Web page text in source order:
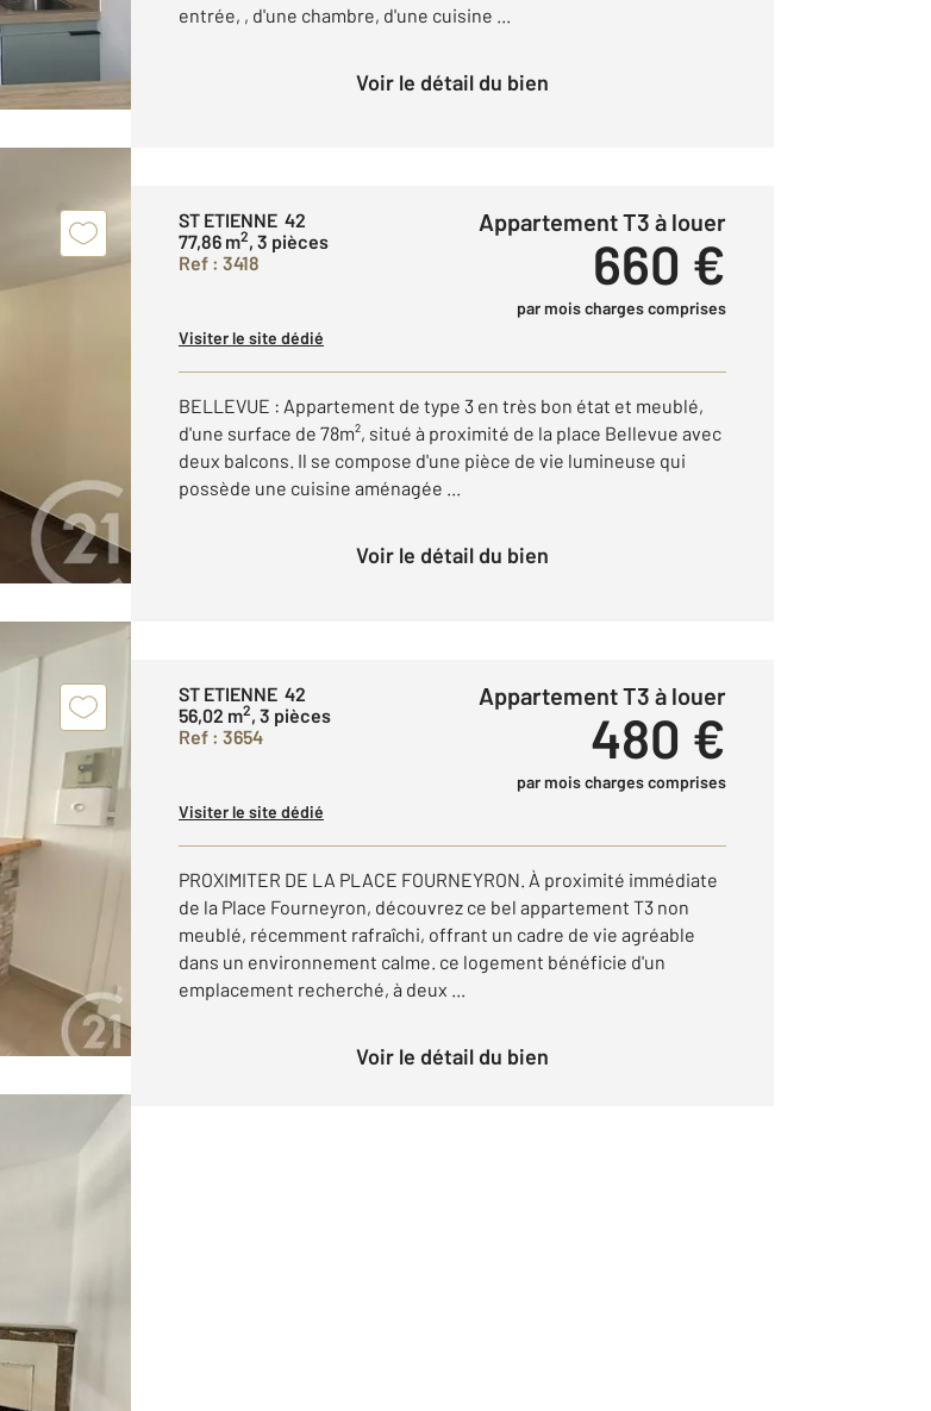
entrée, , d'une chambre, d'une cuisine ...
Voir le détail du bien
ST ETIENNE 42
77,86 m2, 3 pièces
Ref : 3418
Appartement T3 à louer
660 €
par mois charges comprises
Visiter le site dédié
BELLEVUE : Appartement de type 3 en très bon état et meublé,
d'une surface de 78m², situé à proximité de la place Bellevue avec
deux balcons. Il se compose d'une pièce de vie lumineuse qui
possède une cuisine aménagée ...
Voir le détail du bien
ST ETIENNE 42
56,02 m2, 3 pièces
Ref : 3654
Appartement T3 à louer
480 €
par mois charges comprises
Visiter le site dédié
PROXIMITER DE LA PLACE FOURNEYRON. À proximité immédiate
de la Place Fourneyron, découvrez ce bel appartement T3 non
meublé, récemment rafraîchi, offrant un cadre de vie agréable
dans un environnement calme. ce logement bénéficie d'un
emplacement recherché, à deux ...
Voir le détail du bien